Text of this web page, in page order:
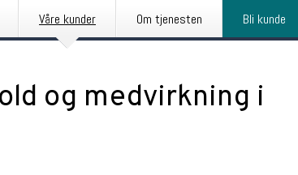
Våre kunder Om tjenesten Bli kunde
og medvirkning i